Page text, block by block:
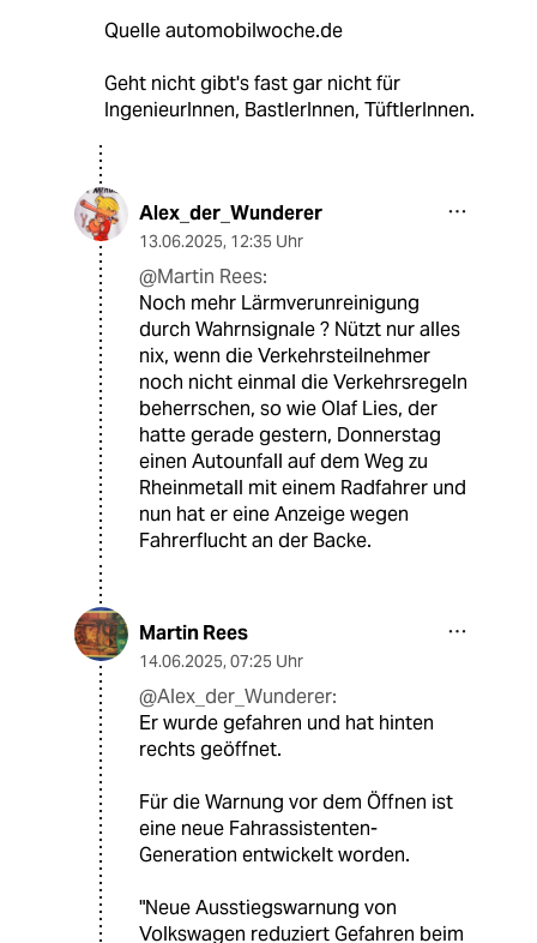
Quelle automobilwoche.de
Geht nicht gibt's fast gar nicht für
IngenieurInnen, BastlerInnen, TüftlerInnen.
Alex_der_Wunderer
13.06.2025, 12:35 Uhr
@Martin Rees:
Noch mehr Lärmverunreinigung
durch Wahrnsignale ? Nützt nur alles
nix, wenn die Verkehrsteilnehmer
noch nicht einmal die Verkehrsregeln
beherrschen, so wie Olaf Lies, der
hatte gerade gestern, Donnerstag
einen Autounfall auf dem Weg zu
Rheinmetall mit einem Radfahrer und
nun hat er eine Anzeige wegen
Fahrerflucht an der Backe.
Martin Rees
14.06.2025, 07:25 Uhr
@Alex_der_Wunderer:
Er wurde gefahren und hat hinten
rechts geöffnet.
Für die Warnung vor dem Öffnen ist
eine neue Fahrassistenten-
Generation entwickelt worden.
"Neue Ausstiegswarnung von
Volkswagen reduziert Gefahren beim